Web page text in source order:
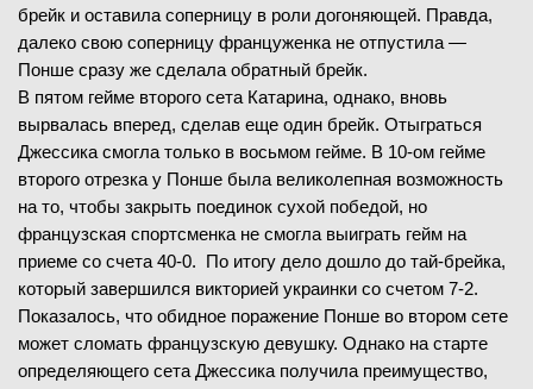
брейк и оставила соперницу в роли догоняющей. Правда,
далеко свою соперницу француженка не отпустила —
Понше сразу же сделала обратный брейк.
В пятом гейме второго сета Катарина, однако, вновь
вырвалась вперед, сделав еще один брейк. Отыграться
Джессика смогла только в восьмом гейме. В 10-ом гейме
второго отрезка у Понше была великолепная возможность
на то, чтобы закрыть поединок сухой победой, но
французская спортсменка не смогла выиграть гейм на
приеме со счета 40-0. По итогу дело дошло до тай-брейка,
который завершился викторией украинки со счетом 7-2.
Показалось, что обидное поражение Понше во втором сете
может сломать французскую девушку. Однако на старте
определяющего сета Джессика получила преимущество,